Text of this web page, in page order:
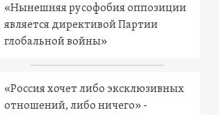
«Нынешняя русофобия оппозиции
является директивой Партии
глобальной войны»
«Россия хочет либо эксклюзивных
отношений, либо ничего» -